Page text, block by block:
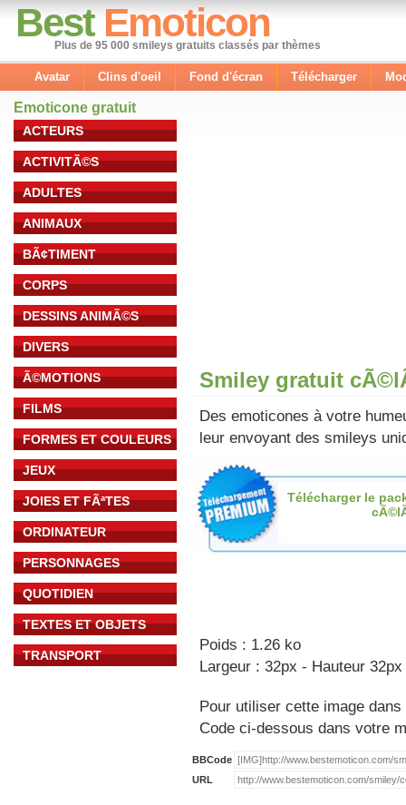
Best Emoticon
Plus de 95 000 smileys gratuits classés par thèmes
Avatar Clins d'oeil Fond d'écran Télécharger
Emoticone gratuit
ACTEURS
ACTIVITÃ©S
ADULTES
ANIMAUX
BÃ¢TIMENT
CORPS
DESSINS ANIMÃ©S
DIVERS
Ã©MOTIONS
FILMS
FORMES ET COULEURS
JEUX
JOIES ET FÃªTES
ORDINATEUR
PERSONNAGES
QUOTIDIEN
TEXTES ET OBJETS
TRANSPORT
Smiley gratuit
Des emoticones à votre
leur envoyant des smileys
Télécharger le
Poids : 1.26 ko
Largeur : 32px - Hauteur 32px
Pour utiliser cette image
Code ci-dessous dans votre
BBCode
URL